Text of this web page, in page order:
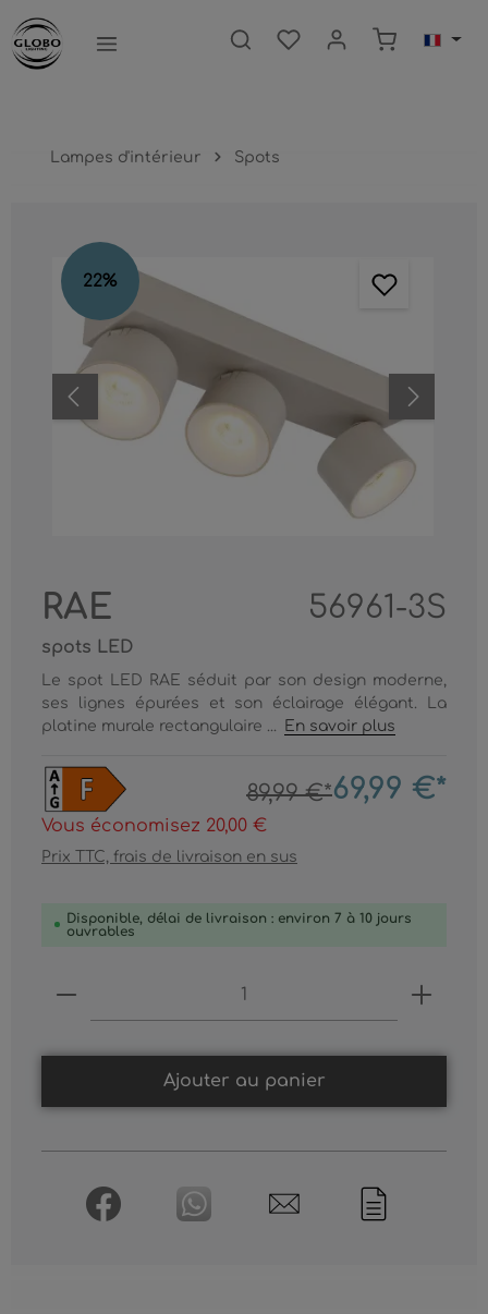
principal Le panier
Lampes d'intérieur Spots
Ignorer la galerie d'images
22%
RAE 56961-3S
spots LED
Le spot LED RAE séduit par son design moderne,
ses lignes épurées et son éclairage élégant. La
platine murale rectangulaire ...
En savoir plus
89,99 €*69,99 €*
Vous économisez 20,00 €
Prix TTC, frais de livraison en sus
Disponible, délai de livraison : environ 7 à 10 jours
ouvrables
Produkt Anzahl: Gib den
Ajouter au panier